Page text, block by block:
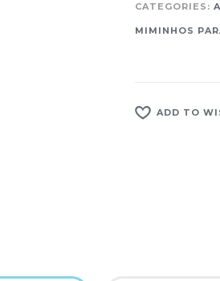
CATEGORIES:
MIMINHOS
ADD TO